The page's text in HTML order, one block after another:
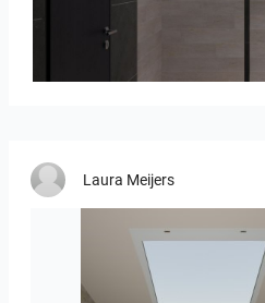
Laura Meijers